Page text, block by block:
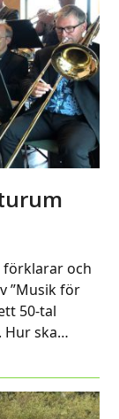
förklarar och
”Musik för
50-tal
Hur ska…